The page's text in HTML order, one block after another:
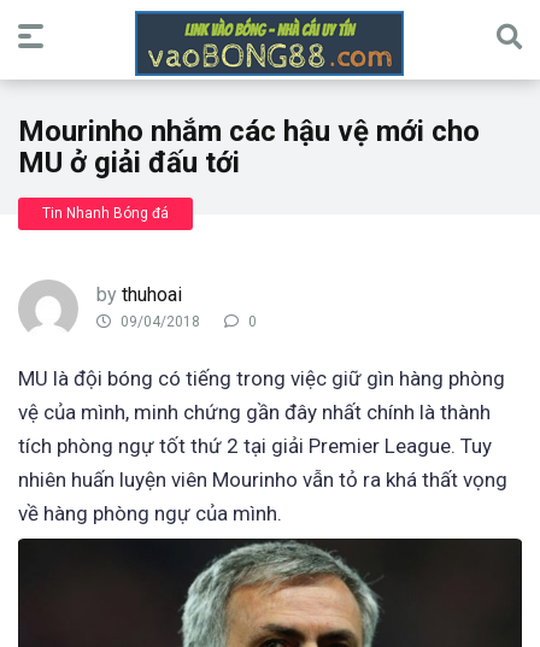
Mourinho nhắm các hậu vệ mới cho
MU ở giải đấu tới
Tin Nhanh Bóng đá
by thuhoai
09/04/2018 0
MU là đội bóng có tiếng trong việc giữ gìn hàng phòng
vệ của mình, minh chứng gần đây nhất chính là thành
tích phòng ngự tốt thứ 2 tại giải Premier League. Tuy
nhiên huấn luyện viên Mourinho vẫn tỏ ra khá thất vọng
về hàng phòng ngự của mình.